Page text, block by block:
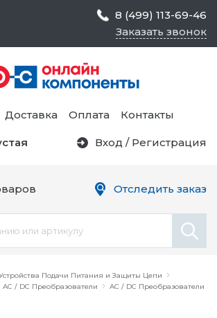
Подачи Питания и Защиты Цепи
AC / DC Преобразователи
AC / DC Преобразователи
8 (499) 113-69-46
Заказать звонок
Доставка Оплата Контакты
Вход / Регистрация
Отследить заказ